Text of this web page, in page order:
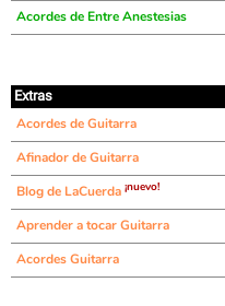
Acordes de Entre Anestesias
Extras
Acordes de Guitarra
Afinador de Guitarra
Blog de LaCuerda ¡nuevo!
Aprender a tocar Guitarra
Acordes Guitarra